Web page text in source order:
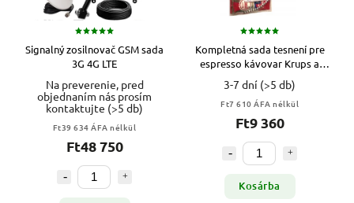
Signalný zosilnovač GSM sada
3G 4G LTE
Na preverenie, pred
objednaním nás prosím
kontaktujte (>5 db)
Ft39 634 ÁFA nélkül
Ft48 750
Kompletná sada tesnení pre
espresso kávovar Krups a
Rowenta
3-7 dní (>5 db)
Ft7 610 ÁFA nélkül
Ft9 360
Kosárba